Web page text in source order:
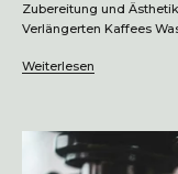
Zubereitung und
Verlängerten Kaffees
Weiterlesen